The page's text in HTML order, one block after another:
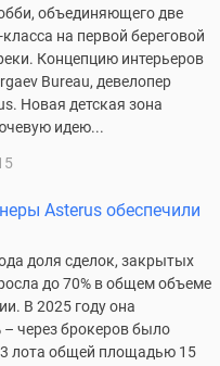
объединяющего две
на первой береговой
Концепцию интерьеров
Bureau, девелопер
Новая детская зона
идею...
Asterus обеспечили
доля сделок, закрытых
до 70% в общем объеме
В 2025 году она
– через брокеров было
лота общей площадью 15